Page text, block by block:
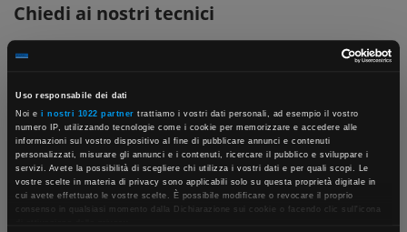
Uso responsabile dei dati
Noi ei nostri 1022 partner trattiamo i vostri dati personali, ad esempio il vostro
numero IP, utilizzando tecnologie come i cookie per memorizzare e accedere alle
informazioni sul vostro dispositivo al fine di pubblicare annunci e contenuti
personalizzati, misurare gli annunci e i contenuti, ricercare il pubblico e sviluppare i
servizi. Avete la possibilità di scegliere chi utilizza i vostri dati e per quali scopi. Le
vostre scelte in materia di privacy sono applicabili solo su questa proprietà digitale in
cui avete effettuato le vostre scelte. È possibile modificare o revocare il proprio
consenso in qualsiasi momento dalla Dichiarazione sui cookie o facendo clic sull'icona
×
Chiedi ai nostri tecnici
Contattaci
Parla con il customer care dedicato
Fissa una consulenza
Ti affiancheremo passo dopo passo